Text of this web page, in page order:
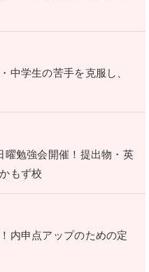
中学生の苦手を克服し、
曜勉強会開催！提出物・英
もず校
内申点アップのための定